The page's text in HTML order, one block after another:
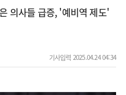
의사들 급증, '예비역 제도'
기사입력 2025.04.24 04:34